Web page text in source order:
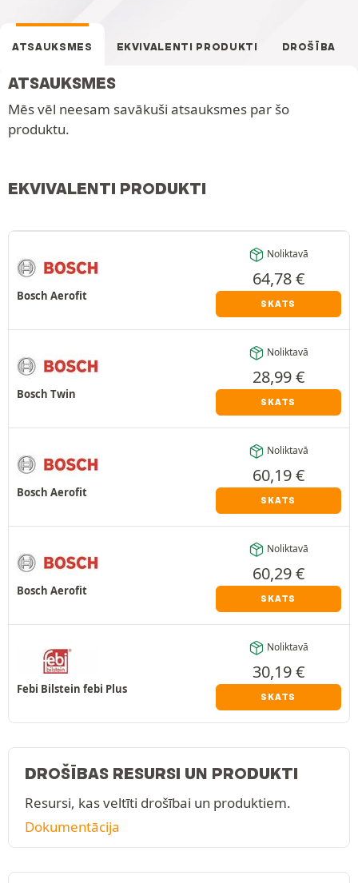
ATSAUKSMES EKVIVALENTI PRODUKTI DROŠĪBA
ATSAUKSMES
Mēs vēl neesam savākuši atsauksmes par šo
produktu.
EKVIVALENTI PRODUKTI
Bosch Aerofit
Noliktavā
64,78€
SKATS
Bosch Twin
Noliktavā
28,99€
SKATS
Bosch Aerofit
Noliktavā
60,19€
SKATS
Bosch Aerofit
Noliktavā
60,29€
SKATS
Febi Bilstein febi Plus
Noliktavā
30,19€
SKATS
DROŠĪBAS RESURSI UN PRODUKTI
Resursi, kas veltīti drošībai un produktiem.
Dokumentācija